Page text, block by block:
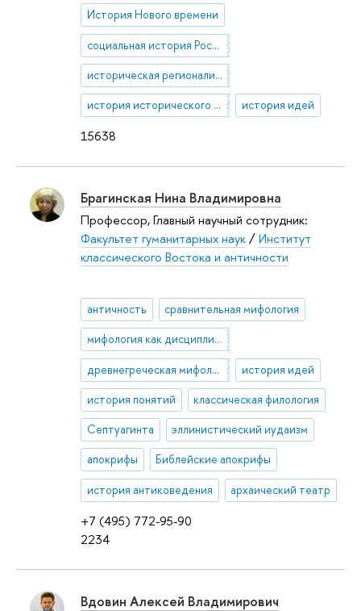
15638
История Нового времени
социальная история Российской империи
историческая регионалистика
история исторического знания история идей
+7 (495) 772-95-90
2234
Брагинская Нина Владимировна
Профессор, Главный научный сотрудник:
Факультет гуманитарных наук/Институт
классического Востока и античности
античность сравнительная мифология
мифология как дисциплина
древнегреческая мифология история идей
история понятий классическая филология
Септуагинта эллинистический иудаизм
апокрифы Библейские апокрифы
история антиковедения архаический театр
Вдовин Алексей Владимирович